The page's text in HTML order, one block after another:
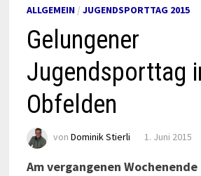
ALLGEMEIN/ JUGENDSPORTTAG 2015
Gelungener
Jugendsporttag
Obfelden
von Dominik Stierli 1. Juni 2015
Am vergangenen